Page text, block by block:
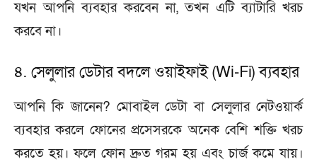
যখন আপনি ব্যবহার করবেন না, তখন এটি ব্যাটারি খরচ
করবে না।
৪. সেলুলার ডেটার বদলে ওয়াইফাই (Wi-Fi) ব্যবহার
আপনি কি জানেন? মোবাইল ডেটা বা সেলুলার নেটওয়ার্ক
ব্যবহার করলে ফোনের প্রসেসরকে অনেক বেশি শক্তি খরচ
করতে হয়। ফলে ফোন দ্রুত গরম হয় এবং চার্জ কমে যায়।